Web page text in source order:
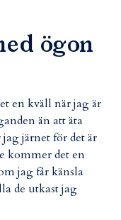
ögon
en kväll när jag är
än att äta
järnet för det är
kommer det en
jag får känsla
de utkast jag